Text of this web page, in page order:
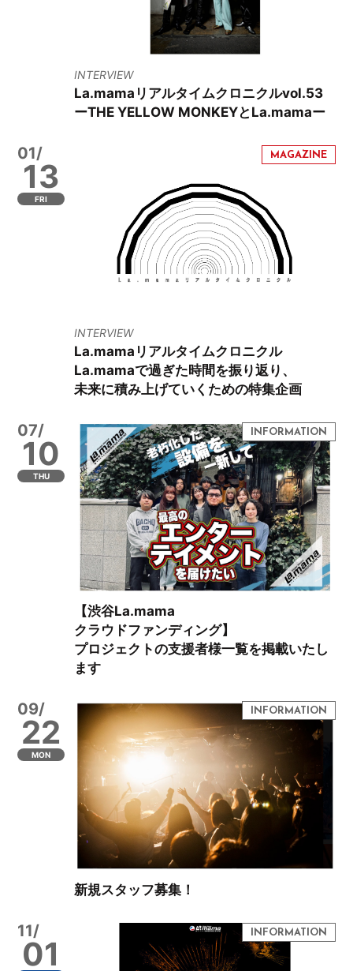
INTERVIEW
La.mamaリアルタイムクロニクルvol.53
ーTHE YELLOW MONKEYとLa.mamaー
01/
13
FRI
INTERVIEW
La.mamaリアルタイムクロニクル
La.mamaで過ぎた時間を振り返り、
未来に積み上げていくための特集企画
07/
10
THU
【渋谷La.mama
クラウドファンディング】
プロジェクトの支援者様一覧を掲載いたし
ます
09/
22
MON
新規スタッフ募集！
11/
01